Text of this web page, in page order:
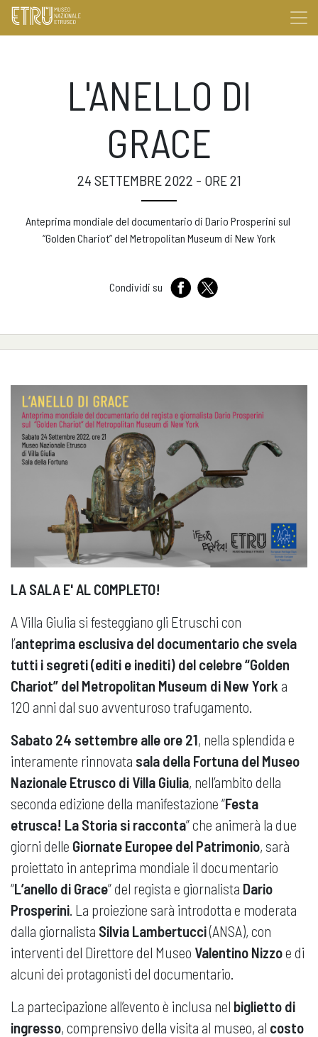
L'ANELLO DI
GRACE
24 SETTEMBRE 2022 - ORE 21
Anteprima mondiale del documentario di Dario Prosperini sul
“Golden Chariot” del Metropolitan Museum di New York
Condividi su
LA SALA E' AL COMPLETO!
A Villa Giulia si festeggiano gli Etruschi con
l’anteprima esclusiva del documentario che svela
tutti i segreti (editi e inediti) del celebre“Golden
Chariot” del Metropolitan Museum di New York a
120 anni dal suo avventuroso trafugamento.
Sabato 24 settembre alle ore 21, nella splendida e
interamente rinnovata sala della Fortuna del Museo
Nazionale Etrusco di Villa Giulia, nell’ambito della
seconda edizione della manifestazione “Festa
etrusca! La Storia si racconta” che animerà la due
giorni delle Giornate Europee del Patrimonio, sarà
proiettato in anteprima mondiale il documentario
“L’anello di Grace” del regista e giornalista Dario
Prosperini . La proiezione sarà introdotta e moderata
dalla giornalista Silvia Lambertucci(ANSA), con
interventi del Direttore del Museo Valentino Nizzoe di
alcuni dei protagonisti del documentario.
La partecipazione all’evento è inclusa nel biglietto di
ingresso, comprensivo della visita al museo, al costo